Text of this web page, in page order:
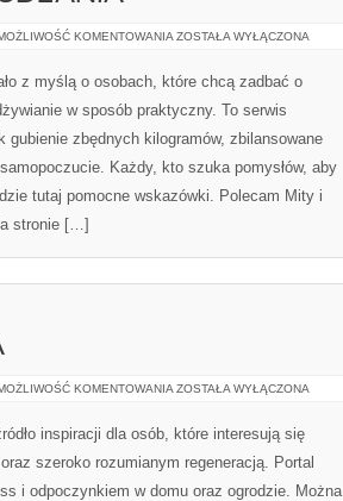
KOMENTOWANIA PSYCHOLOGIA
ZOSTAŁA WYŁĄCZONA
z myślą o osobach, które chcą zadbać o
w sposób praktyczny. To serwis
zbędnych kilogramów, zbilansowane
Każdy, kto szuka pomysłów, aby
tutaj pomocne wskazówki. Polecam Mity i
stronie […]
KOMENTOWANIA JACUZZI
SPA
ZOSTAŁA WYŁĄCZONA
inspiracji dla osób, które interesują się
szeroko rozumianym regeneracją. Portal
i odpoczynkiem w domu oraz ogrodzie. Można